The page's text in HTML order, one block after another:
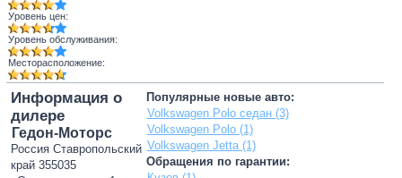
Уровень цен:
Уровень обслуживания:
Месторасположение:
Популярные новые авто:
Volkswagen Polo седан (3)
Volkswagen Polo (1)
Volkswagen Jetta (1)
Обращения по гарантии:
Информация о
дилере
Гедон-Моторс
Россия Ставропольский
край 355035